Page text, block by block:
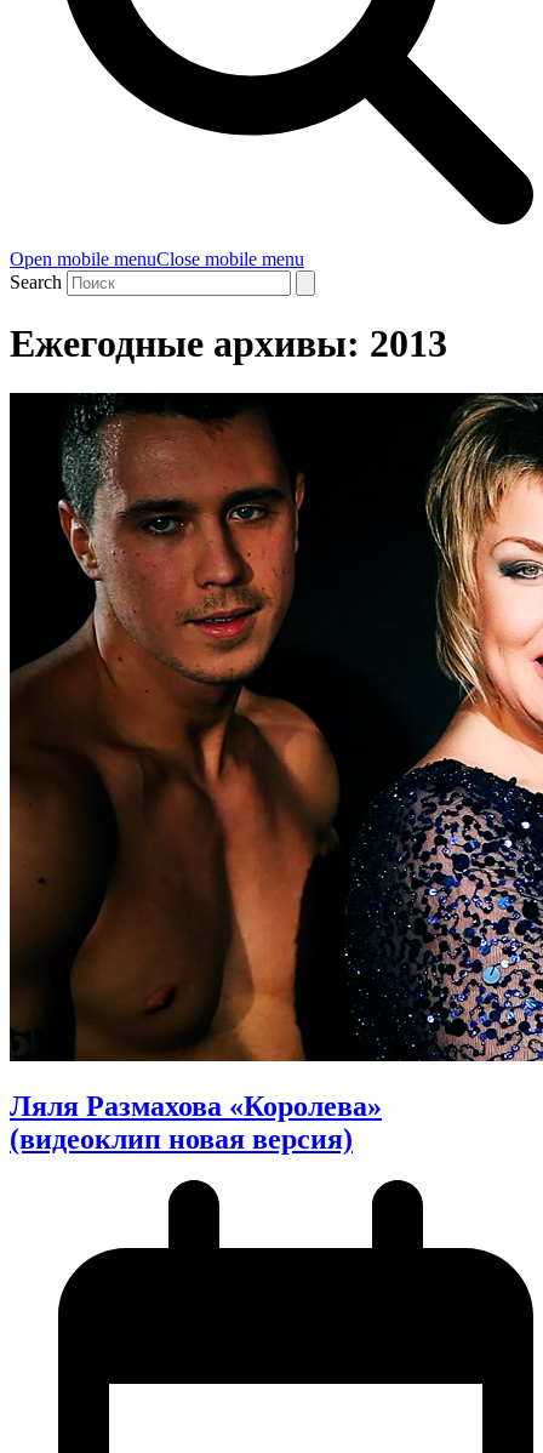
Open mobile menuClose mobile menu
Search
Ежегодные архивы: 2013
Ляля Размахова «Королева»
(видеоклип новая версия)